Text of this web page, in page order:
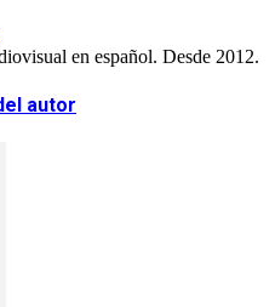
en español. Desde 2012.
autor